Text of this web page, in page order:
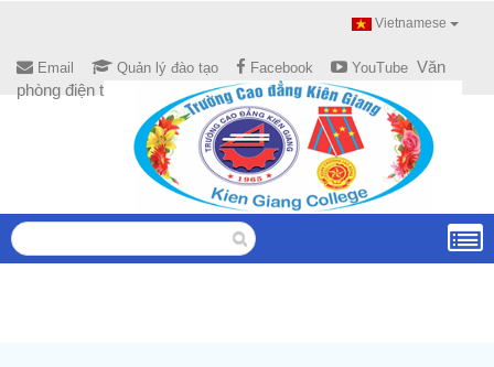
Vietnamese
Email Quản lý đào tạo Facebook YouTube Văn
phòng điện tử